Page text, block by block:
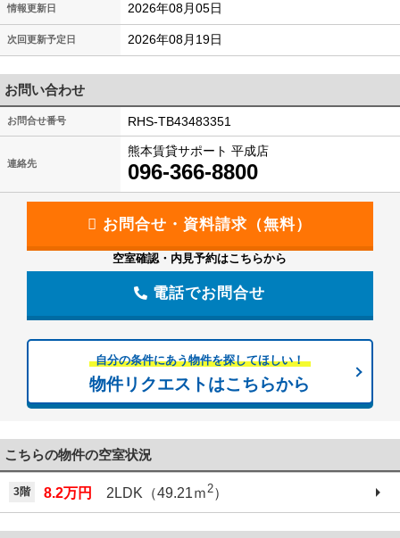
情報更新日 2026年08月05日
次回更新予定日 2026年08月19日
お問い合わせ
お問合せ番号 RHS-TB43483351
連絡先
熊本賃貸サポート 平成店
096-366-8800
空室確認・内見予約はこちらから
電話でお問合せ
自分の条件にあう物件を探してほしい！
物件リクエストはこちらから
こちらの物件の空室状況
3階 8.2万円 2LDK（49.21ｍ2）